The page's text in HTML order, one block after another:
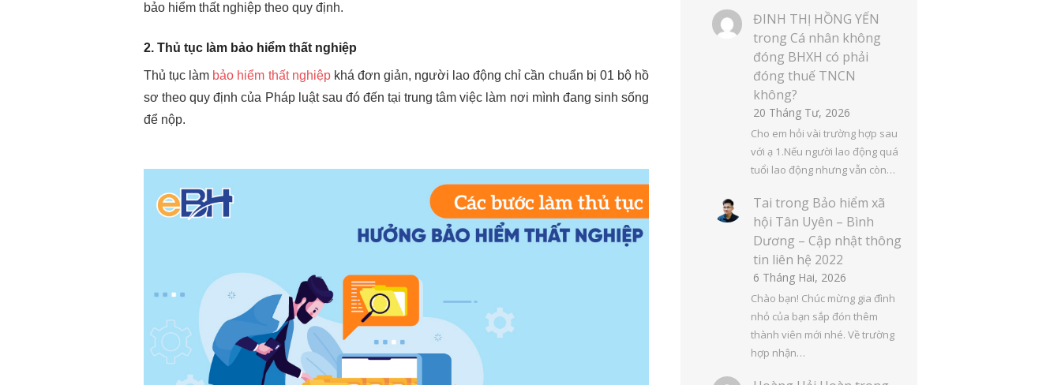
bảo hiểm thất nghiệp theo quy định.
2. Thủ tục làm bảo hiểm thất nghiệp
Thủ tục làm bảo hiểm thất nghiệpkhá đơn giản, người lao động chỉ cần chuẩn bị 01 bộ hồ
sơ theo quy định của Pháp luật sau đó đến tại trung tâm việc làm nơi mình đang sinh sống
để nộp.
ĐINH THỊ HỒNG YẾN
trong Cá nhân không
đóng BHXH có phải
đóng thuế TNCN
không?
20 Tháng Tư, 2026
Cho em hỏi vài trường hợp sau
với ạ 1.Nếu người lao động quá
tuổi lao động nhưng vẫn còn…
Tai trong Bảo hiểm xã
hội Tân Uyên – Bình
Dương – Cập nhật thông
tin liên hệ 2022
6 Tháng Hai, 2026
Chào bạn! Chúc mừng gia đình
nhỏ của bạn sắp đón thêm
thành viên mới nhé. Về trường
hợp nhận…